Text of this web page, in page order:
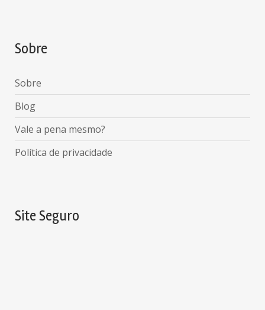
Sobre
Sobre
Blog
Vale a pena mesmo?
Política de privacidade
Site Seguro